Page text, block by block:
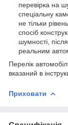
перевірка на
спеціальну
не тільки
спосіб
шумності,
реальним
Перелік
вказаний в
Приховати